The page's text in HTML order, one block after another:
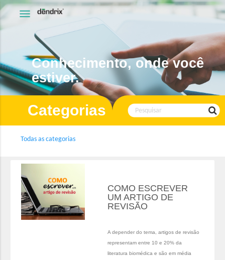
menu
Conhecimento, onde você
estiver.
Categorias
Todas as categorias
COMO ESCREVER
UM ARTIGO DE
REVISÃO
A depender do tema, artigos de revisão
representam entre 10 e 20% da
literatura biomédica e são em média